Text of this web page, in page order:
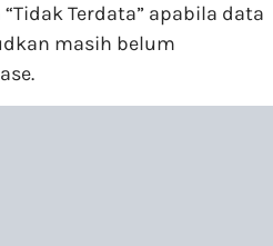
Terdata” apabila data
masih belum